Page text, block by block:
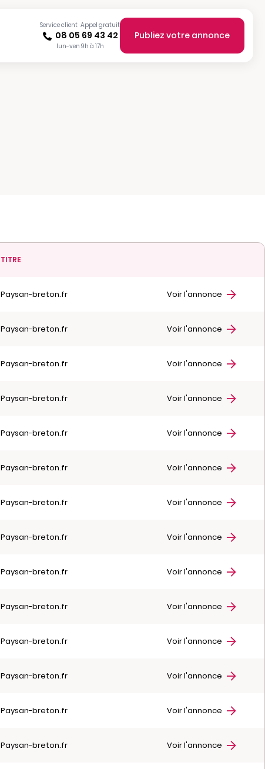
Service client · Appel gratuit
08 05 69 43 42
lun-ven 9h à 17h
Publiez votre annonce
TITRE
Paysan-breton.fr Voir l'annonce
Paysan-breton.fr Voir l'annonce
Paysan-breton.fr Voir l'annonce
Paysan-breton.fr Voir l'annonce
Paysan-breton.fr Voir l'annonce
Paysan-breton.fr Voir l'annonce
Paysan-breton.fr Voir l'annonce
Paysan-breton.fr Voir l'annonce
Paysan-breton.fr Voir l'annonce
Paysan-breton.fr Voir l'annonce
Paysan-breton.fr Voir l'annonce
Paysan-breton.fr Voir l'annonce
Paysan-breton.fr Voir l'annonce
Paysan-breton.fr Voir l'annonce